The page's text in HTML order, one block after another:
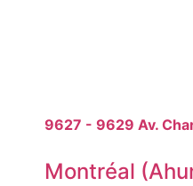
9627 - 9629 Av.
Montréal